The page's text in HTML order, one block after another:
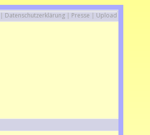
| Datenschutzerklärung | Presse | Upload